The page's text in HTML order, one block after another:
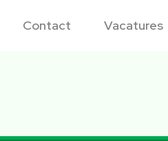
Contact Vacatures